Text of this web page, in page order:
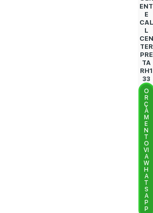
ENT
E
CAL
L
CEN
TER
PRE
TA
RH1
33
O
R
Ç
A
M
E
N
T
O
VI
A
W
H
A
T
S
A
P
P